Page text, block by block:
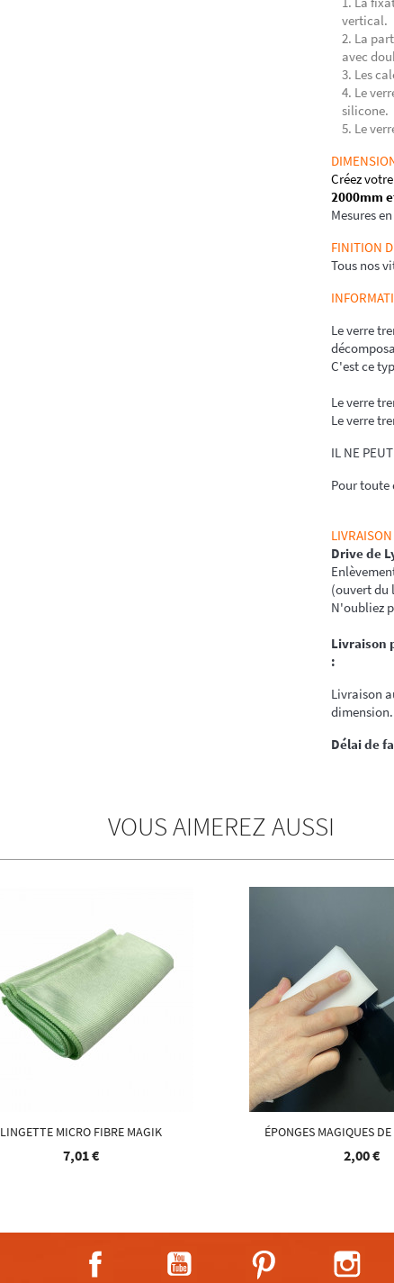
vertical.
La
avec
Les
Le
silicone.
Le
Créez
2000mm
Mesures
FINITION
Tous nos
Le verre
C'est ce
Le verre
Le verre
IL NE
Pour
Drive de
(ouvert du
N'oubliez
Livraison
:
Livraison
dimension.
Délai de
VOUS AIMEREZ AUSSI
LINGETTE MICRO FIBRE MAGIK
7,01 €
ÉPONGES MAGIQUES
2,00 €
Facebook Pinterest